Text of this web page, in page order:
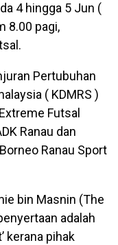
4 hingga 5 Jun (
8.00 pagi,
Pertubuhan
( KDMRS )
Futsal
Ranau dan
Ranau Sport
bin Masnin (The
adalah
kerana pihak